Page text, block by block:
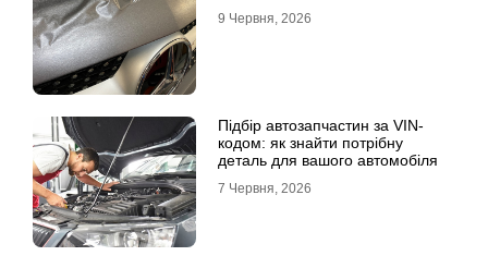
9 Червня, 2026
Підбір автозапчастин за VIN-
кодом: як знайти потрібну
деталь для вашого автомобіля
7 Червня, 2026